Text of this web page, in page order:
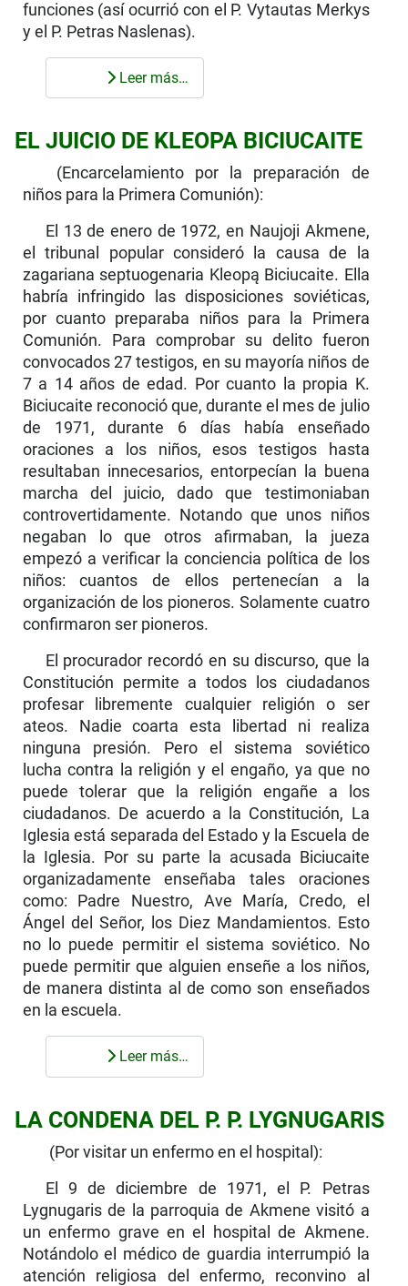
funciones (así ocurrió con el P. Vytautas Merkys
y el P. Petras Naslenas).
Leer más…
EL JUICIO DE KLEOPA BICIUCAITE
(Encarcelamiento por la preparación de
niños para la Primera Comunión):
El 13 de enero de 1972, en Naujoji Akmene,
el tribunal popular consideró la causa de la
zagariana septuogenaria Kleopą Biciucaite. Ella
habría infringi­do las disposiciones soviéticas,
por cuanto preparaba niños para la Primera
Comunión. Para comprobar su delito fueron
convocados 27 testigos, en su mayoría niños de
7 a 14 años de edad. Por cuanto la propia K.
Biciucaite reconoció que, durante el mes de julio
de 1971, durante 6 días había enseñado
oraciones a los niños, esos testigos hasta
resultaban innecesarios, entorpecían la buena
marcha del juicio, dado que testimoniaban
controvertidamente. Notando que unos niños
negaban lo que otros afirmaban, la jueza
empezó a verificar la conciencia política de los
niños: cuantos de ellos pertenecían a la
organización de los pioneros. Solamente cuatro
confirmaron ser pioneros.
El procurador recordó en su discurso, que la
Constitución permite a todos los ciudadanos
profesar libremente cualquier religión o ser
ateos. Nadie coarta esta libertad ni realiza
ninguna presión. Pero el sistema soviético
lucha contra la religión y el engaño, ya que no
puede tolerar que la religión engañe a los
ciudadanos. De acuerdo a la Constitu­ción, La
Iglesia está separada del Estado y la Escuela de
la Iglesia. Por su parte la acusada Biciucaite
organizadamente enseñaba tales oraciones
como: Padre Nuestro, Ave María, Credo, el
Ángel del Señor, los Diez Mandamientos. Esto
no lo puede permitir el sistema soviético. No
puede permitir que alguien enseñe a los niños,
de manera distinta al de como son enseñados
en la escuela.
Leer más…
LA CONDENA DEL P. P. LYGNUGARIS
(Por visitar un enfermo en el hospital):
El 9 de diciembre de 1971, el P. Petras
Lygnugaris de la parroquia de Akmene visitó a
un enfermo grave en el hospital de Akmene.
Notándolo el médico de guardia interrumpió la
atención religiosa del enfer­mo, reconvino al